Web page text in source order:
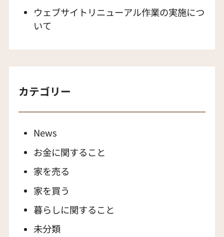
ウェブサイトリニューアル作業の実施につ
いて
カテゴリー
News
お金に関すること
家を売る
家を買う
暮らしに関すること
未分類